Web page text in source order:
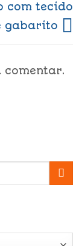
com tecido
gabarito
comentar.